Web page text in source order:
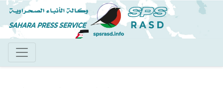
Aller
au
contenu